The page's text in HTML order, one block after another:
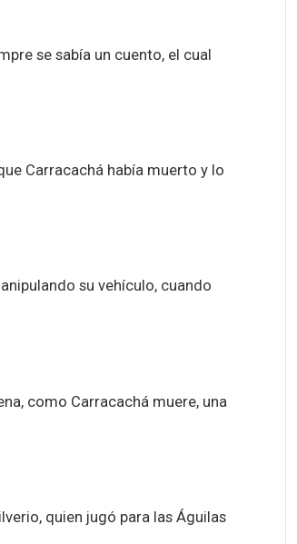
se sabía un cuento, el cual
Carracachá había muerto y lo
su vehículo, cuando
como Carracachá muere, una
quien jugó para las Águilas